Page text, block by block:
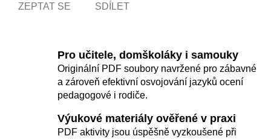
ZEPTAT SE SDÍLET
Pro učitele, domškoláky i samouky
Originální PDF soubory navržené pro zábavné
a zároveň efektivní osvojování jazyků ocení
pedagogové i rodiče.
Výukové materiály ověřené v praxi
PDF aktivity jsou úspěšně vyzkoušené při